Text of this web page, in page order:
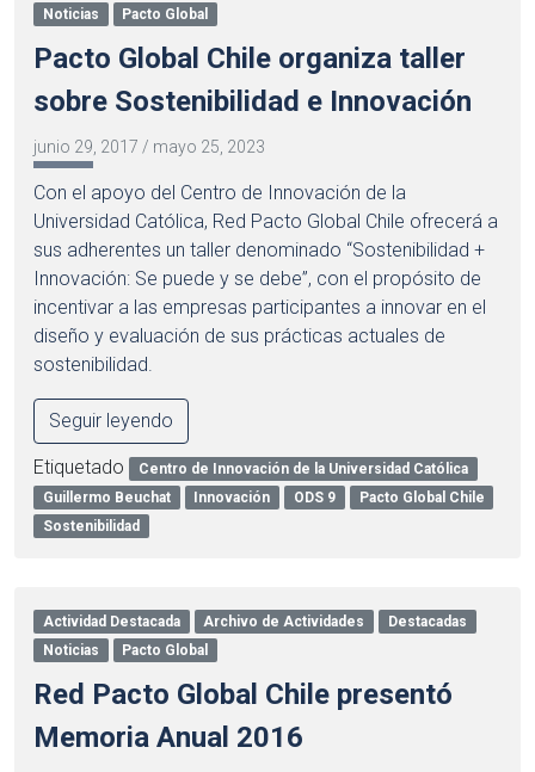
Noticias Pacto Global
Pacto Global Chile organiza taller
sobre Sostenibilidad e Innovación
junio 29, 2017 / mayo 25, 2023
Con el apoyo del Centro de Innovación de la
Universidad Católica, Red Pacto Global Chile ofrecerá a
sus adherentes un taller denominado “Sostenibilidad +
Innovación: Se puede y se debe”, con el propósito de
incentivar a las empresas participantes a innovar en el
diseño y evaluación de sus prácticas actuales de
sostenibilidad.
Seguir leyendo
Etiquetado
Centro de Innovación de la Universidad Católica
Guillermo Beuchat
Innovación ODS 9
Pacto Global Chile
Sostenibilidad
Actividad Destacada Archivo de Actividades
Destacadas
Noticias
Pacto Global
Red Pacto Global Chile presentó
Memoria Anual 2016